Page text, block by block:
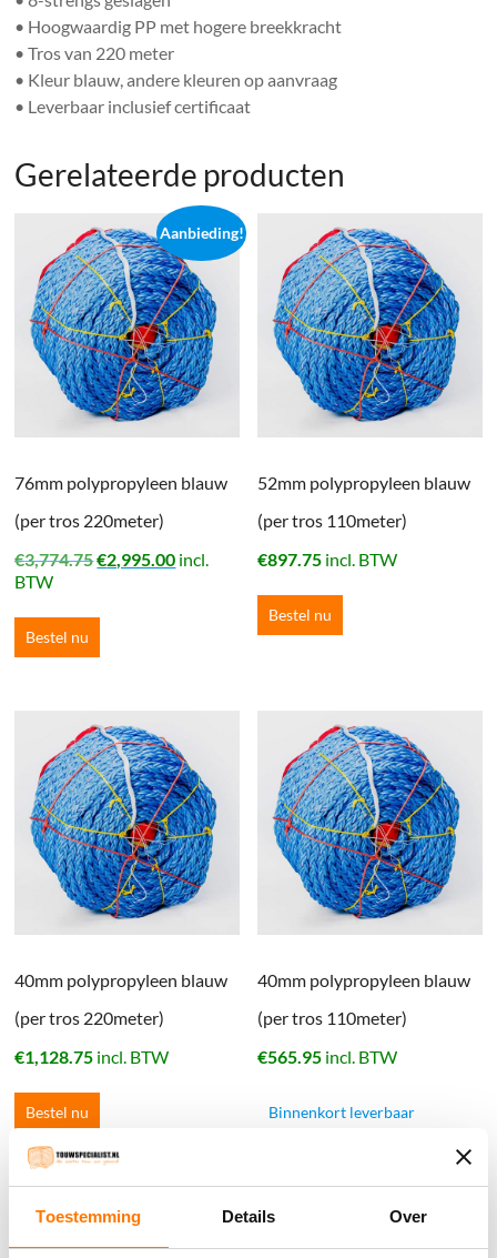
Toestemming Details Over
• Hoogwaardig PP met hogere breekkracht
• Tros van 220 meter
• Kleur blauw, andere kleuren op aanvraag
• Leverbaar inclusief certificaat
Gerelateerde producten
Aanbieding!
76mm polypropyleen blauw
(per tros 220meter)
€3,774.75Oorspronkelijke
€3,774.75.
€2,995.00Huidige
incl.
BTW
Bestel nu
52mm polypropyleen blauw
(per tros 110meter)
€897.75 incl. BTW
Bestel nu
40mm polypropyleen blauw
(per tros 220meter)
€1,128.75 incl. BTW
Bestel nu
40mm polypropyleen blauw
(per tros 110meter)
€565.95 incl. BTW
Binnenkort leverbaar
Winkelwagen